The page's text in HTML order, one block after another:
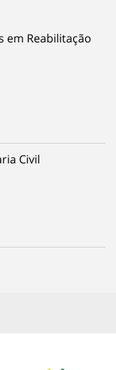
em Reabilitação
Civil